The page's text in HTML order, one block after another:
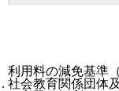
利用料の減免基準
社会教育関係団体